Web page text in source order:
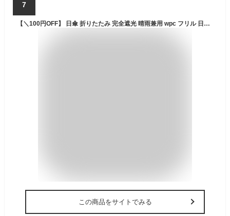
7
【＼100円OFF】 日傘 折りたたみ 完全遮光 晴雨兼用 wpc フリル 日傘 軽量 折り畳み 遮光 100 uvカット 軽い 冷感 雨傘 レース メロウ ハート ミニ KiU 夏 大きめ レディース ブランド フェイスカバー アームカバー かわいい おしゃれ プレゼント 【楽ギフ_○○】【-】
この商品をサイトでみる